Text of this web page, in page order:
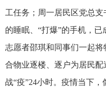
工任务；周一居民区党总
的睡眠、“打爆”的手机，
志愿者邵琪和同事们一起
合物业逐楼、逐户为居民
战“疫”24小时。疫情当下